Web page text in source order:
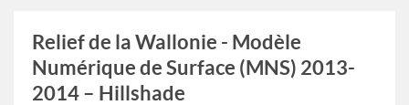
Relief de la Wallonie - Modèle
Numérique de Surface (MNS) 2013-
2014 – Hillshade